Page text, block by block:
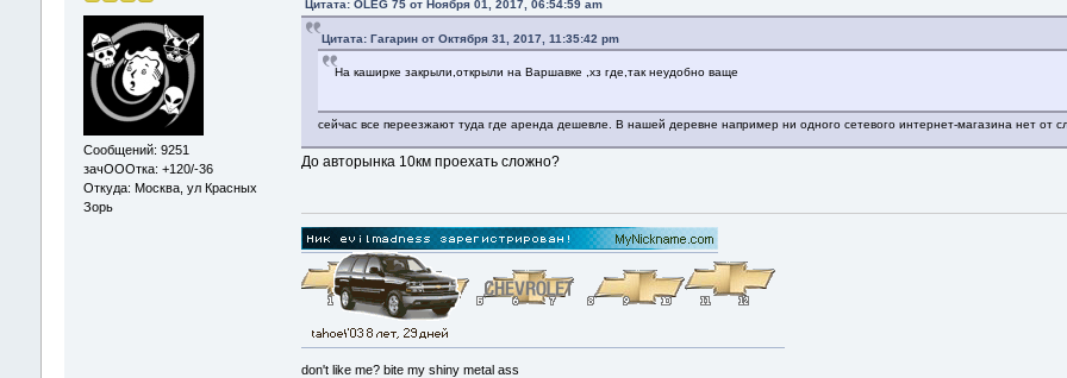
Сообщений: 9251
зачОООтка: +120/-36
Откуда: Москва, ул Красных
Зорь
Цитата: OLEG 75 от Ноября 01, 2017, 06:54:59 am
Цитата: Гагарин от Октября 31, 2017, 11:35:42 pm
На каширке закрыли,открыли на Варшавке ,хз где,так неудобно ваще
сейчас все переезжают туда где аренда дешевле. В нашей деревне например ни одного сетевого интернет-магазина нет от
До авторынка 10км проехать сложно?
don't like me? bite my shiny metal ass